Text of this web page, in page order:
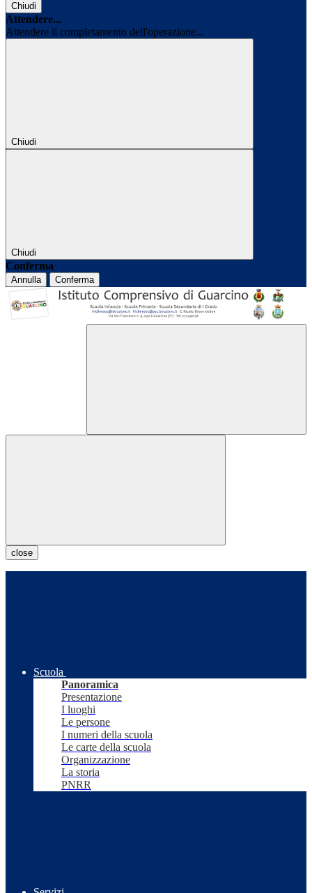
Chiudi
Attendere...
Attendere il completamento dell'operazione...
Chiudi
Chiudi
Conferma
Annulla Conferma
close
Scuola
Panoramica
Presentazione
I luoghi
Le persone
I numeri della scuola
Le carte della scuola
Organizzazione
La storia
PNRR